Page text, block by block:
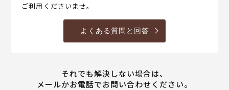
ご利用くださいませ。
よくある質問と回答
それでも解決しない場合は、
メールかお電話でお問い合わせください。